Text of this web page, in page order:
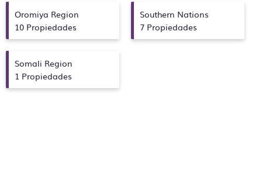
Oromiya Region
10 Propiedades
Southern Nations
7 Propiedades
Somali Region
1 Propiedades